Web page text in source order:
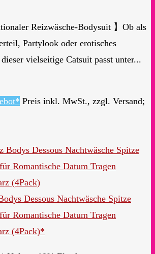
Reizwäsche-Bodysuit 】Ob als
Partylook oder erotisches
vielseitige Catsuit passt unter...
Preis inkl. MwSt., zzgl. Versand;
Dessous Nachtwäsche Spitze
Romantische Datum Tragen
(4Pack)*